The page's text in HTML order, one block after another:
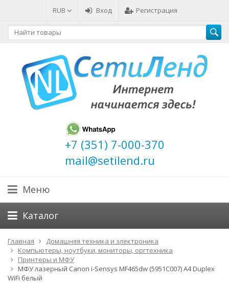
RUB Вход Регистрация
+7 (351) 7-000-370
mail@setilend.ru
Меню
Каталог
Главная
Домашняя техника и электроника
Компьютеры, ноутбуки, мониторы, оргтехника
Принтеры и МФУ
МФУ лазерный Canon i-Sensys MF465dw (5951C007) A4 Duplex
WiFi белый